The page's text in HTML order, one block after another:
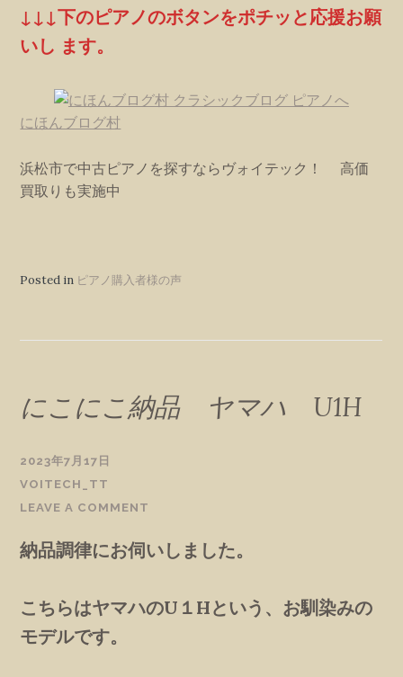
↓↓↓下のピアノのボタンをポチッと応援お願
いし ます。
にほんブログ村
浜松市で中古ピアノを探すならヴォイテック！ 高価
買取りも実施中
Posted in ピアノ購入者様の声
にこにこ納品 ヤマハ U1H
2023年7月17日
VOITECH_TT
LEAVE A COMMENT
納品調律にお伺いしました。
こちらはヤマハのU１Hという、お馴染みの
モデルです。